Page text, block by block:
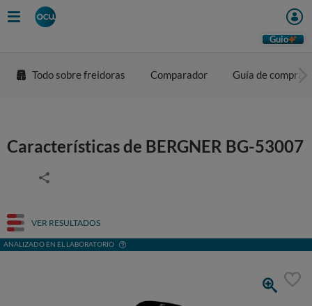
Guio
Todo sobre freidoras Comparador Guía de compra
Características de BERGNER BG-53007
VER RESULTADOS
ANALIZADO EN EL LABORATORIO